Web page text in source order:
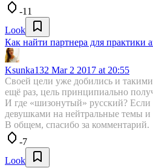
-11
Look
Как найти партнера для практики
Ksunka132 Mar 2 2017 at 20:55
Своей цели уже добились и
ещё раз, цель принципиально
И где «шизонутый» русский? Если
девушками на нейтральные темы
В общем, спасибо за комментарий.
-7
Look